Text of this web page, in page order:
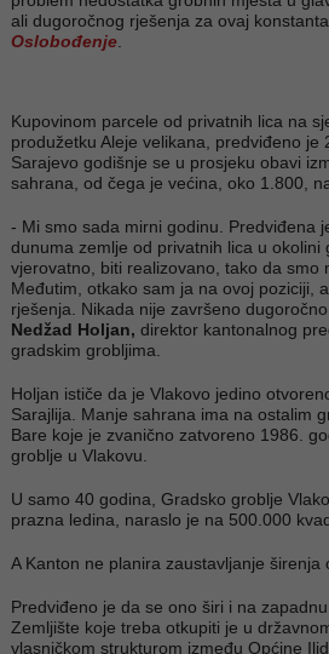
ali dugoročnog rješenja za ovaj
Oslobođenje
Kupovinom parcele od privatnih lica na
produžetku Aleje velikana, predviđeno
Sarajevo godišnje se u prosjeku obavi
sahrana, od čega je većina, oko 1.800,
- Mi smo sada mirni godinu. Predviđena
dunuma zemlje od privatnih lica u okolini
vjerovatno, biti realizovano, tako da smo
Međutim, otkako sam ja na ovoj poziciji,
rješenja. Nikada nije završeno
Nedžad Holjan, direktor kantonalnog
gradskim grobljima.
Holjan ističe da je Vlakovo jedino
Sarajlija. Manje sahrana ima na ostalim
Bare koje je zvanično zatvoreno 1986.
groblje u Vlakovu.
U samo 40 godina, Gradsko groblje
prazna ledina, naraslo je na 500.000
A Kanton ne planira zaustavljanje širenja
Predviđeno je da se ono širi i na
Zemljište koje treba otkupiti je u
vlasničkom strukturom između Općine